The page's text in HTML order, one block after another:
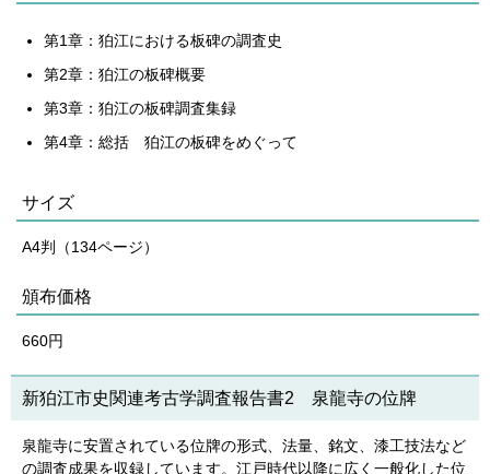
第1章：狛江における板碑の調査史
第2章：狛江の板碑概要
第3章：狛江の板碑調査集録
第4章：総括 狛江の板碑をめぐって
サイズ
A4判（134ページ）
頒布価格
660円
新狛江市史関連考古学調査報告書2 泉龍寺の位牌
泉龍寺に安置されている位牌の形式、法量、銘文、漆工技法など
の調査成果を収録しています。江戸時代以降に広く一般化した位